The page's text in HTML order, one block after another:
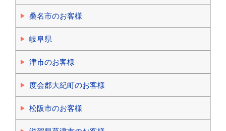
桑名市のお客様
岐阜県
津市のお客様
度会郡大紀町のお客様
松阪市のお客様